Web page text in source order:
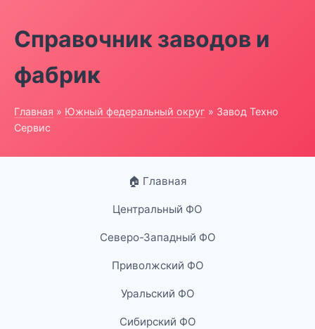
Справочник заводов и
фабрик
Главная » Южный федеральный округ » Завод Техно
Сервис
🏠 Главная
Центральный ФО
Северо-Западный ФО
Приволжский ФО
Уральский ФО
Сибирский ФО